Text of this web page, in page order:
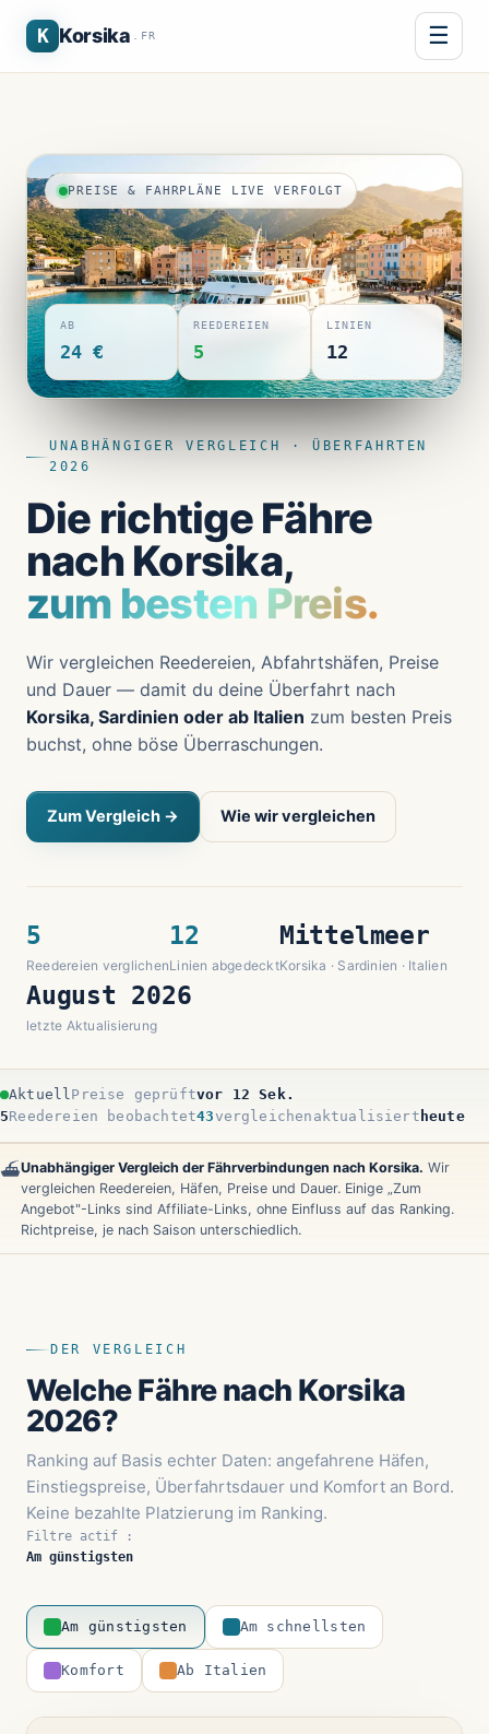
K Korsika .FR ☰
UNABHÄNGIGER VERGLEICH · ÜBERFAHRTEN
2026
Die richtige Fähre
nach Korsika,
zum besten Preis.
Wir vergleichen Reedereien, Abfahrtshäfen, Preise
und Dauer — damit du deine Überfahrt nach
Korsika, Sardinien oder ab Italien zum besten Preis
buchst, ohne böse Überraschungen.
Zum Vergleich → Wie wir vergleichen
5
Reedereien verglichen
12
Linien abgedeckt
Mittelmeer
Korsika · Sardinien · Italien
August 2026
letzte Aktualisierung
PREISE & FAHRPLÄNE LIVE VERFOLGT
AB
24 €
REEDEREIEN
5
LINIEN
12
AktuellPreise geprüftvor 14 Sek.
5Reedereien beobachtet43vergleichen aktualisiert heute
⛴️Unabhängiger Vergleich der Fährverbindungen nach Korsika. Wir
vergleichen Reedereien, Häfen, Preise und Dauer. Einige „Zum
Angebot"-Links sind Affiliate-Links, ohne Einfluss auf das Ranking.
Richtpreise, je nach Saison unterschiedlich.
DER VERGLEICH
Welche Fähre nach Korsika
2026?
Ranking auf Basis echter Daten: angefahrene Häfen,
Einstiegspreise, Überfahrtsdauer und Komfort an Bord.
Keine bezahlte Platzierung im Ranking.
Filtre actif :
Am günstigsten
Am günstigsten Am schnellsten
Komfort Ab Italien